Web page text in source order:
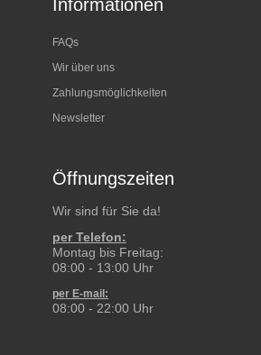
Informationen
FAQs
Wir über uns
Zahlungsmöglichkeiten
Newsletter
Öffnungszeiten
Wir sind für Sie da!
per Telefon:
Montag bis Freitag:
08:00 - 13:00 Uhr
per E-mail:
08:00 - 22:00 Uhr